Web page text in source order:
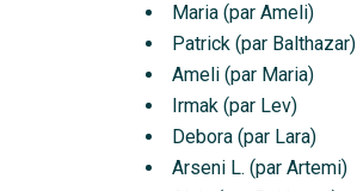
Maria (par Ameli)
Patrick (par Balthazar)
Ameli (par Maria)
Irmak (par Lev)
Debora (par Lara)
Arseni L. (par Artemi)